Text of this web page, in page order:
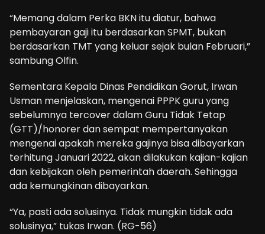
“Memang dalam Perka BKN itu diatur, bahwa
pembayaran gaji itu berdasarkan SPMT, bukan
berdasarkan TMT yang keluar sejak bulan Februari,”
sambung Olfin.
Sementara Kepala Dinas Pendidikan Gorut, Irwan
Usman menjelaskan, mengenai PPPK guru yang
sebelumnya tercover dalam Guru Tidak Tetap
(GTT)/honorer dan sempat mempertanyakan
mengenai apakah mereka gajinya bisa dibayarkan
terhitung Januari 2022, akan dilakukan kajian-kajian
dan kebijakan oleh pemerintah daerah. Sehingga
ada kemungkinan dibayarkan.
“Ya, pasti ada solusinya. Tidak mungkin tidak ada
solusinya,” tukas Irwan. (RG-56)